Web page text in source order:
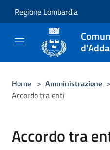
Regione Lombardia
d'Adda
Home > Amministrazione >
Accordo tra enti
Accordo tra